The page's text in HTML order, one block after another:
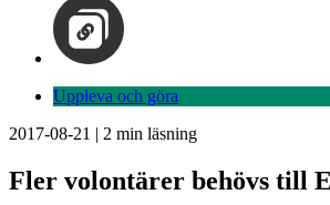
Uppleva och göra
2017-08-21 | 2 min läsning
Fler volontärer behövs till